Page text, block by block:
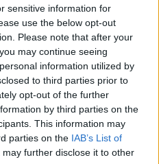
sensitive information for
use the below opt-out
Please note that after your
may continue seeing
information utilized by
to third parties prior to
opt-out of the further
by third parties on the
This information may
parties on the IAB’s List of
may further disclose it to other
Αυγούστου για τις
για διαπλάτυνση του
Δρόμου
για τα αίτια θανάτου του